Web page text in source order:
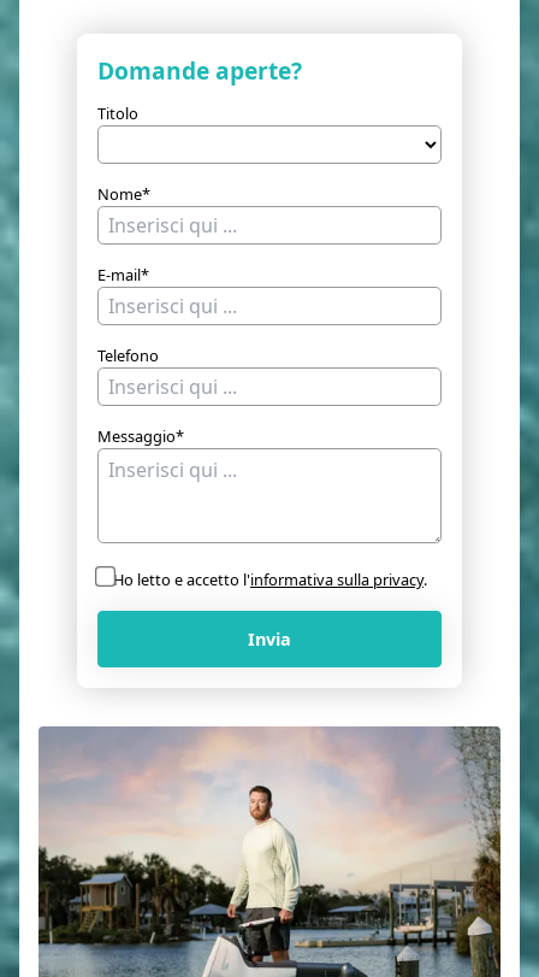
Domande aperte?
Titolo
Nome*
E-mail*
Telefono
Messaggio*
Ho letto e accetto l'informativa sulla privacy.
Invia